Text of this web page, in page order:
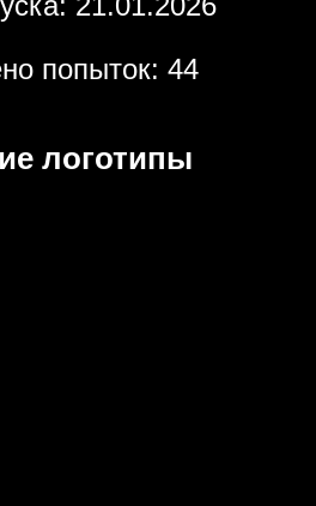
попыток: 44
логотипы